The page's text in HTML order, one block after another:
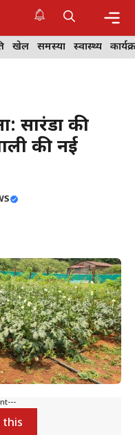
खेल समस्या स्वास्थ्य
सारंडा की
की नई
this